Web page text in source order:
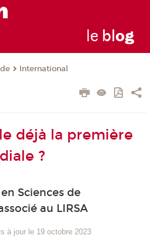
le blog
International
déjà la première
?
Sciences de
au LIRSA
à jour le 19 octobre 2023